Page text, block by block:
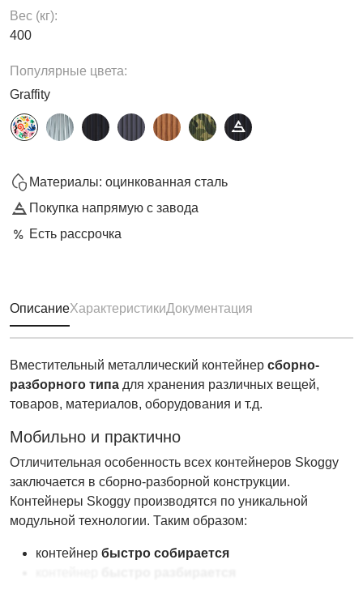
Вес (кг):
400
Популярные цвета:
Graffity
Материалы: оцинкованная сталь
Покупка напрямую с завода
Есть рассрочка
ОписаниеХарактеристикиДокументация
Вместительный металлический контейнер сборно-
разборного типа для хранения различных вещей,
товаров, материалов, оборудования и т.д.
Мобильно и практично
Отличительная особенность всех контейнеров Skoggy
заключается в сборно-разборной конструкции.
Контейнеры Skoggy производятся по уникальной
модульной технологии. Таким образом:
контейнер быстро собирается